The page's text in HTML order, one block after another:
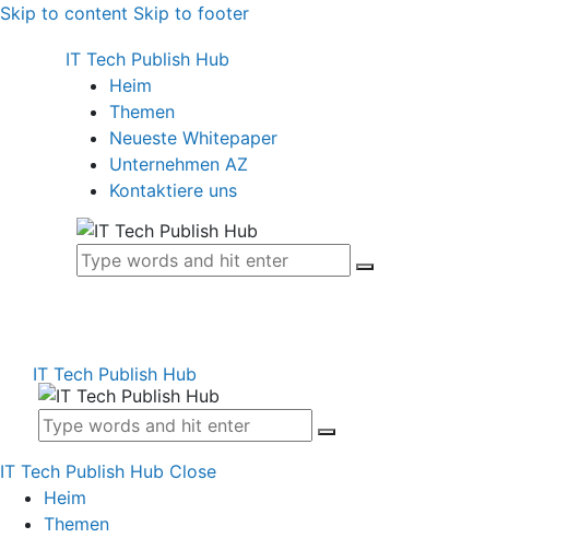
Skip to content Skip to footer
IT Tech Publish Hub
Heim
Themen
Neueste Whitepaper
Unternehmen AZ
Kontaktiere uns
IT Tech Publish Hub
IT Tech Publish Hub Close
Heim
Themen